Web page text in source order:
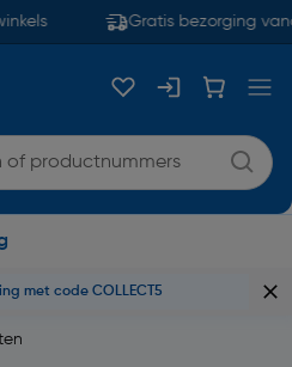
Gratis bezorging
met code COLLECT5